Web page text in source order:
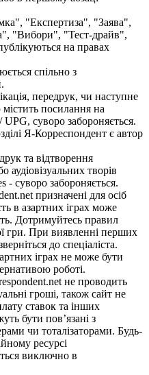
"Експертиза", "Заява",
"Вибори", "Тест-драйв",
на правах
спільно з
передрук, чи наступне
посилання на
суворо забороняється.
Я-Корреспондент є автор
та відтворення
аудіовізуальних творів
- суворо забороняється.
призначені для осіб
в азартних іграх може
Дотримуйтесь правил
гри. При виявленні перших
до спеціаліста.
іграх не може бути
роботі.
не проводить
гроші, також сайт не
ставок та інших
бути пов’язані з
чи тоталізаторами. Будь-
ресурсі
виключно в